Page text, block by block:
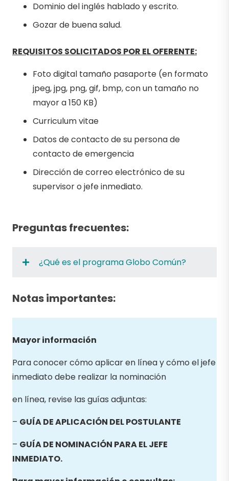
Dominio del inglés hablado y escrito.
Gozar de buena salud.
REQUISITOS SOLICITADOS POR EL OFERENTE:
Foto digital tamaño pasaporte (en formato
jpeg, jpg, png, gif, bmp, con un tamaño no
mayor a 150 KB)
Curriculum vitae
Datos de contacto de su persona de
contacto de emergencia
Dirección de correo electrónico de su
supervisor o jefe inmediato.
Preguntas frecuentes:
¿Qué es el programa Globo Común?
Notas importantes:
Mayor información
Para conocer cómo aplicar en línea y cómo el jefe
inmediato debe realizar la nominación
en línea, revise las guías adjuntas:
– GUÍA DE APLICACIÓN DEL POSTULANTE
– GUÍA DE NOMINACIÓN PARA EL JEFE
INMEDIATO.